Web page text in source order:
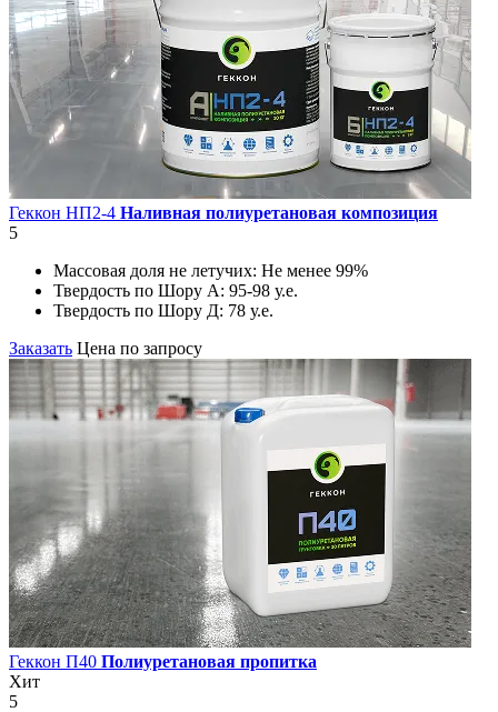
Геккон НП2-4 Наливная полиуретановая композиция
5
Массовая доля не летучих: Не менее 99%
Твердость по Шору А: 95-98 у.е.
Твердость по Шору Д: 78 у.е.
Заказать Цена по запросу
Геккон П40 Полиуретановая пропитка
Хит
5